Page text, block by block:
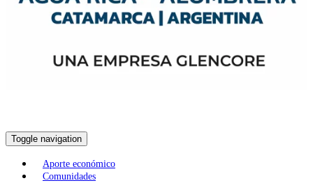
Toggle navigation
Aporte económico
Comunidades